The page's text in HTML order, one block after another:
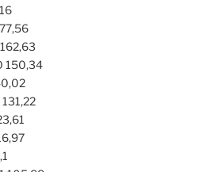
150,34
131,22